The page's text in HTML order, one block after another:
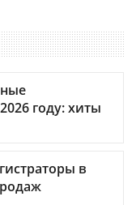
году: хиты
в